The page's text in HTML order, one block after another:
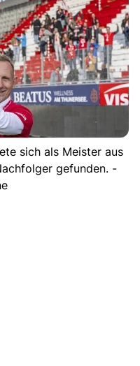
sich als Meister aus
gefunden. -